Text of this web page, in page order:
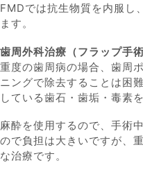
FMDでは抗生物質を内服し
ます。
歯周外科治療（フラップ手術
重度の歯周病の場合、歯周
ニングで除去することは困
している歯石・歯垢・毒素
麻酔を使用するので、手術
ので負担は大きいですが、
な治療です。